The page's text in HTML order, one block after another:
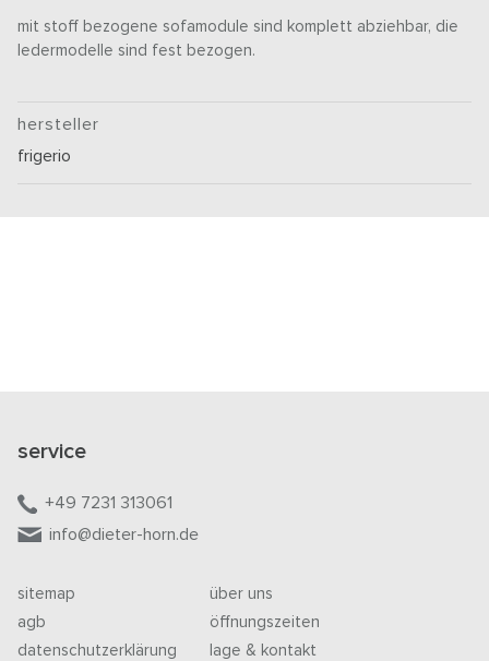
mit stoff bezogene sofamodule sind komplett abziehbar, die
ledermodelle sind fest bezogen.
hersteller
frigerio
service
+49 7231 313061
info@dieter-horn.de
sitemap
agb
datenschutzerklärung
über uns
öffnungszeiten
lage & kontakt